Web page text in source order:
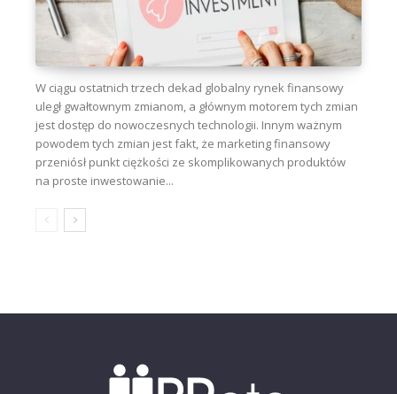
W ciągu ostatnich trzech dekad globalny rynek finansowy
uległ gwałtownym zmianom, a głównym motorem tych zmian
jest dostęp do nowoczesnych technologii. Innym ważnym
powodem tych zmian jest fakt, że marketing finansowy
przeniósł punkt ciężkości ze skomplikowanych produktów
na proste inwestowanie...